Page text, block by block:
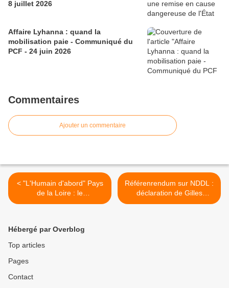
8 juillet 2026
Affaire Lyhanna : quand la
mobilisation paie - Communiqué du
PCF - 24 juin 2026
Commentaires
Ajouter un commentaire
< "L'Humain d'abord" Pays
de la Loire : le
rassemblement pour une
Référenrendum sur NDDL :
déclaration de Gilles
Bontemps, président de
Hébergé par Overblog
Top articles
Pages
Contact